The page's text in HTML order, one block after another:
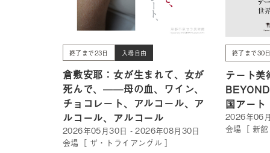
終了まで23日 入場自由
倉敷安耶：女が生まれて、女が
死んで、——母の血、ワイン、
チョコレート、アルコール、ア
ルコール、アルコール
2026年05月30日 - 2026年08月30日
会場［ ザ・トライアングル ］
終了まで30
テート
国アート
2026年06
会場［ 新